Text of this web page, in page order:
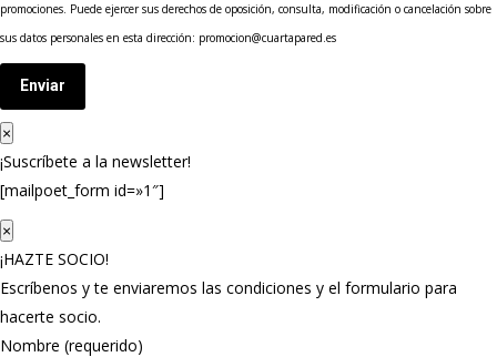
promociones. Puede ejercer sus derechos de oposición, consulta, modificación o cancelación sobre
sus datos personales en esta dirección: promocion@cuartapared.es
Enviar
×
¡Suscríbete a la newsletter!
[mailpoet_form id=»1″]
×
¡HAZTE SOCIO!
Escríbenos y te enviaremos las condiciones y el formulario para
hacerte socio.
Nombre (requerido)